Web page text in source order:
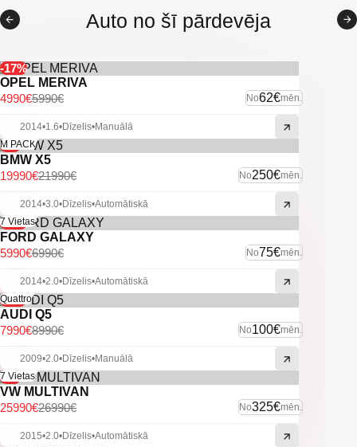
-Vieglmetāla diski.
-Start/stop sistēma.
-U.C. ekstras.
Auto no šī pārdevēja
-17%
OPEL MERIVA
No62€mēn.
5990€
4990€
2014•1.6•Dīzelis•Manuālā
-9%
M PACK
BMW X5
No250€mēn.
21990€
19990€
2014•3.0•Dīzelis•Automātiskā
-14%
7 Vietas
FORD GALAXY
No75€mēn.
6990€
5990€
2014•2.0•Dīzelis•Automātiskā
-11%
Quattro
AUDI Q5
No100€mēn.
8990€
7990€
2009•2.0•Dīzelis•Manuālā
-4%
7 Vietas
VW MULTIVAN
No325€mēn.
26990€
25990€
2015•2.0•Dīzelis•Automātiskā